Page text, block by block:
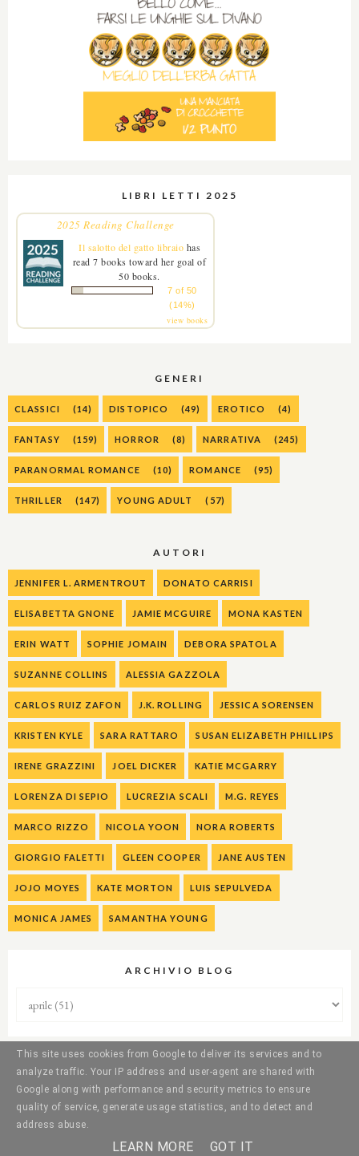
LIBRI LETTI 2025
2025 Reading Challenge
Il salotto del gatto libraio has
read 7 books toward her goal of
50 books.
7 of 50
(14%)
view books
GENERI
CLASSICI (14) DISTOPICO (49) EROTICO (4)
FANTASY (159) HORROR (8) NARRATIVA (245)
PARANORMAL ROMANCE (10) ROMANCE (95)
THRILLER (147) YOUNG ADULT (57)
AUTORI
JENNIFER L. ARMENTROUT DONATO CARRISI
ELISABETTA GNONE JAMIE MCGUIRE MONA KASTEN
ERIN WATT SOPHIE JOMAIN DEBORA SPATOLA
SUZANNE COLLINS ALESSIA GAZZOLA
CARLOS RUIZ ZAFON J.K. ROLLING JESSICA SORENSEN
KRISTEN KYLE SARA RATTARO SUSAN ELIZABETH PHILLIPS
IRENE GRAZZINI JOEL DICKER KATIE MCGARRY
LORENZA DI SEPIO LUCREZIA SCALI M.G. REYES
MARCO RIZZO NICOLA YOON NORA ROBERTS
GIORGIO FALETTI GLEEN COOPER JANE AUSTEN
JOJO MOYES KATE MORTON LUIS SEPULVEDA
MONICA JAMES SAMANTHA YOUNG
ARCHIVIO BLOG
This site uses cookies from Google to deliver its services and to
analyze traffic. Your IP address and user-agent are shared with
Google along with performance and security metrics to ensure
quality of service, generate usage statistics, and to detect and
address abuse.
LEARN MORE GOT IT